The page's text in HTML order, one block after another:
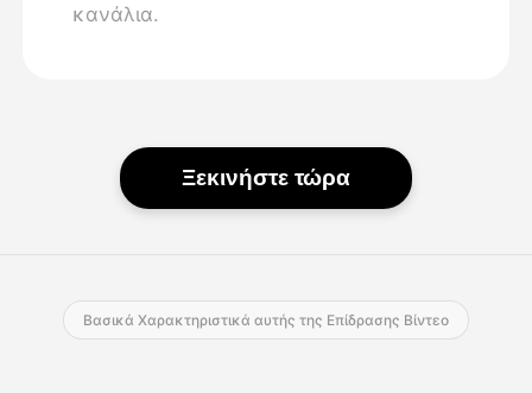
κανάλια.
Ξεκινήστε τώρα
Βασικά Χαρακτηριστικά αυτής της Επίδρασης Βίντεο